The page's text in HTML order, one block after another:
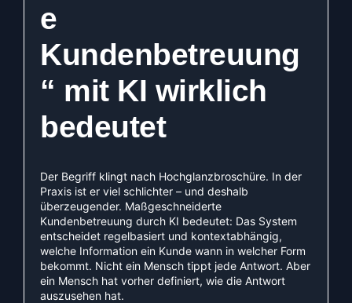
e
Kundenbetreuung
“ mit KI wirklich
bedeutet
Der Begriff klingt nach Hochglanzbroschüre. In der
Praxis ist er viel schlichter – und deshalb
überzeugender. Maßgeschneiderte
Kundenbetreuung durch KI bedeutet: Das System
entscheidet regelbasiert und kontextabhängig,
welche Information ein Kunde wann in welcher Form
bekommt. Nicht ein Mensch tippt jede Antwort. Aber
ein Mensch hat vorher definiert, wie die Antwort
auszusehen hat.